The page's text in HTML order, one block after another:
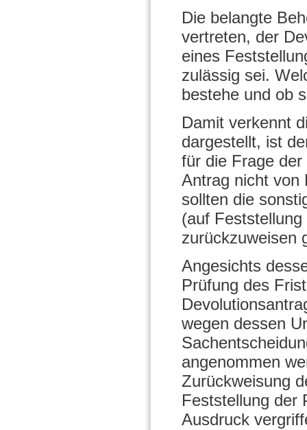
Die belangte
vertreten, der
eines
zulässig sei.
bestehe und ob
Damit verkennt
dargestellt, ist
für die Frage
Antrag nicht von
sollten die
(auf
zurückzuweisen
Angesichts
Prüfung des
wegen dessen
angenommen
Zurückweisung
Feststellung der
Ausdruck